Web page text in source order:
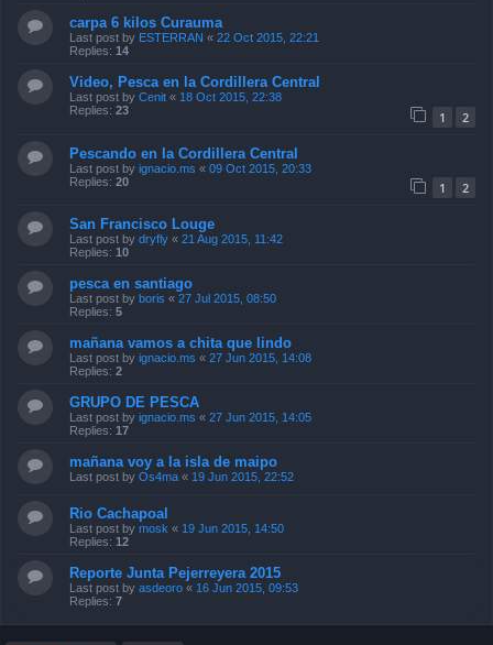
carpa 6 kilos Curauma
Last post by ESTERRAN « 22 Oct 2015, 22:21
Replies: 14
Video, Pesca en la Cordillera Central
Last post by Cenit « 18 Oct 2015, 22:38
Replies: 23 1 2
Pescando en la Cordillera Central
Last post by ignacio.ms « 09 Oct 2015, 20:33
Replies: 20 1 2
San Francisco Louge
Last post by dryfly « 21 Aug 2015, 11:42
Replies: 10
pesca en santiago
Last post by boris « 27 Jul 2015, 08:50
Replies: 5
mañana vamos a chita que lindo
Last post by ignacio.ms « 27 Jun 2015, 14:08
Replies: 2
GRUPO DE PESCA
Last post by ignacio.ms « 27 Jun 2015, 14:05
Replies: 17
mañana voy a la isla de maipo
Last post by Os4ma « 19 Jun 2015, 22:52
Rio Cachapoal
Last post by mosk « 19 Jun 2015, 14:50
Replies: 12
Reporte Junta Pejerreyera 2015
Last post by asdeoro « 16 Jun 2015, 09:53
Replies: 7